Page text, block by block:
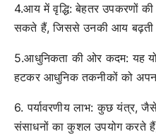
4.आय में वृद्धि: बेहतर उपकरणों
सकते हैं, जिससे उनकी आय बढ़ती
5.आधुनिकता की ओर कदम: यह
हटकर आधुनिक तकनीकों को
6. पर्यावरणीय लाभ: कुछ यंत्र,
संसाधनों का कुशल उपयोग करते